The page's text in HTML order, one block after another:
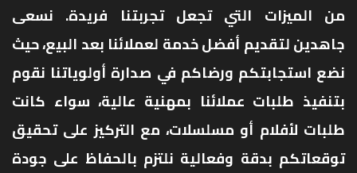
من الميزات التي تجعل تجربتنا فريدة. نسعى
جاهدين لتقديم أفضل خدمة لعملائنا بعد البيع، حيث
نضع استجابتكم ورضاكم في صدارة أولوياتنا نقوم
بتنفيذ طلبات عملائنا بمهنية عالية، سواء كانت
طلبات لأفلام أو مسلسلات، مع التركيز على تحقيق
توقعاتكم بدقة وفعالية نلتزم بالحفاظ على جودة